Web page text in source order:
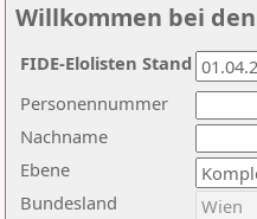
Willkommen bei
Nachname
Ebene
Personennummer
Bundesland
FIDE-Elolisten Stand